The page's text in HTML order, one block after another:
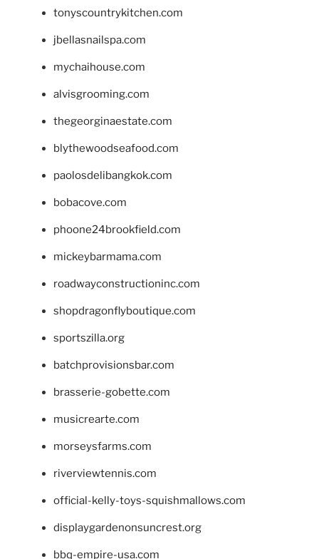
tonyscountrykitchen.com
jbellasnailspa.com
mychaihouse.com
alvisgrooming.com
thegeorginaestate.com
blythewoodseafood.com
paolosdelibangkok.com
bobacove.com
phoone24brookfield.com
mickeybarmama.com
roadwayconstructioninc.com
shopdragonflyboutique.com
sportszilla.org
batchprovisionsbar.com
brasserie-gobette.com
musicrearte.com
morseysfarms.com
riverviewtennis.com
official-kelly-toys-squishmallows.com
displaygardenonsuncrest.org
bbq-empire-usa.com